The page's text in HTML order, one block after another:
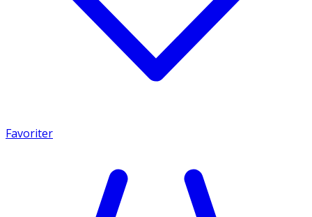
Favoriter